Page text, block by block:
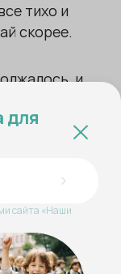
тихо и
скорее.
и
как всегда.
слон!
она не
для
сайта «Наши